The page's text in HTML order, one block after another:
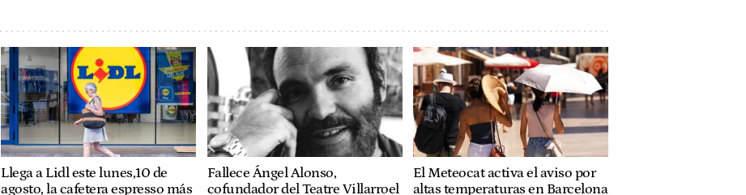
Llega a Lidl este lunes,10 de
agosto, la cafetera espresso más
Fallece Ángel Alonso,
cofundador del Teatre Villarroel
El Meteocat activa el aviso por
altas temperaturas en Barcelona